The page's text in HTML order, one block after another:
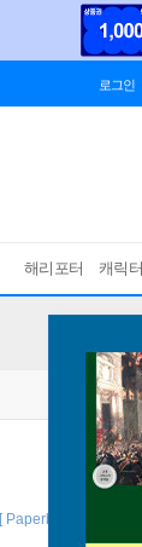
로그인
해리포터 캐릭
[ Paperback ] 바인